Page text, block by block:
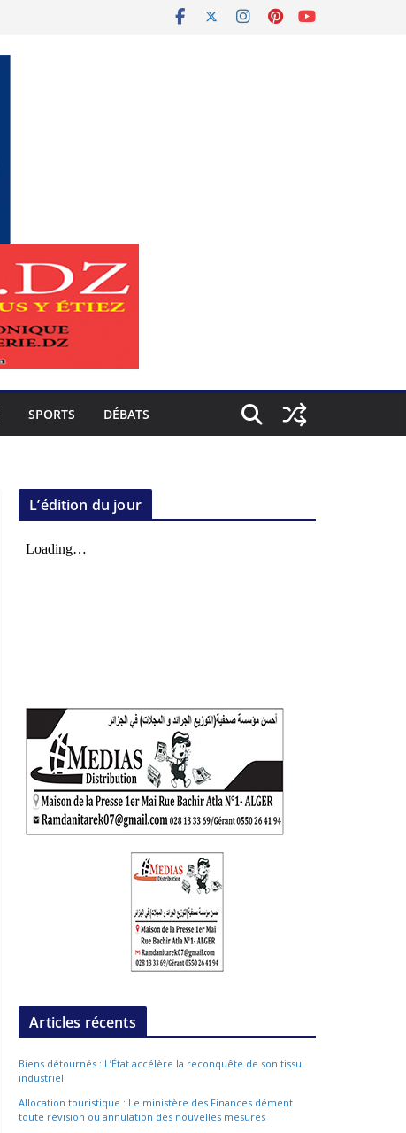
SPORTS DÉBATS
L’édition du jour
Articles récents
Biens détournés : L’État accélère la reconquête de son tissu
industriel
Allocation touristique : Le ministère des Finances dément
toute révision ou annulation des nouvelles mesures